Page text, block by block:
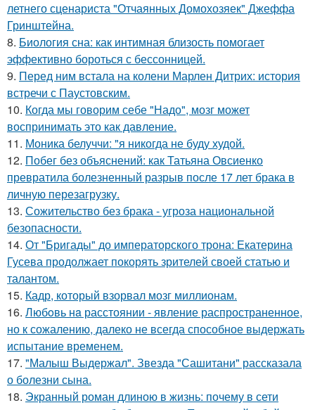
летнего сценариста "Отчаянных Домохозяек" Джеффа
Гринштейна.
8. Биология сна: как интимная близость помогает
эффективно бороться с бессонницей.
9. Перед ним встала на колени Марлен Дитрих: история
встречи с Паустовским.
10. Когда мы говорим себе "Надо", мозг может
воспринимать это как давление.
11. Моника белуччи: "я никогда не буду худой.
12. Побег без объяснений: как Татьяна Овсиенко
превратила болезненный разрыв после 17 лет брака в
личную перезагрузку.
13. Сожительство без брака - угроза национальной
безопасности.
14. От "Бригады" до императорского трона: Екатерина
Гусева продолжает покорять зрителей своей статью и
талантом.
15. Кадр, который взорвал мозг миллионам.
16. Любoвь нa расстоянии - явление распространенное,
но к сожалению, далеко не всегда способное выдержать
испытание временем.
17. "Малыш Выдержал". Звезда "Сашитани" рассказала
о болезни сына.
18. Экранный роман длиною в жизнь: почему в сети